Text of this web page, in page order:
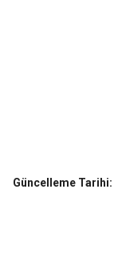
Güncelleme Tarihi: